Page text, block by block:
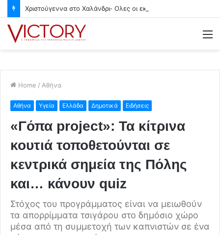
Home / Αθήνα
Αθήνα Υγεία Ελλάδα Δημοτικά Ειδήσεις
«Γόπα project»: Τα κίτρινα
κουτιά τοποθετούνται σε
κεντρικά σημεία της Πόλης
και… κάνουν quiz
Στόχος του προγράμματος είναι να μειωθούν
τα απορρίμματα τσιγάρου στο δημόσιο χώρο
μέσα από τη συμμετοχή των καπνιστών σε ένα